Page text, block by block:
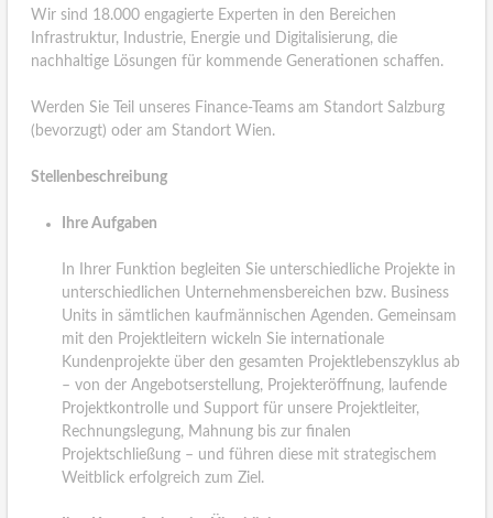
Wir sind 18.000 engagierte Experten in den Bereichen
Infrastruktur, Industrie, Energie und Digitalisierung, die
nachhaltige Lösungen für kommende Generationen schaffen.
Werden Sie Teil unseres Finance-Teams am Standort Salzburg
(bevorzugt) oder am Standort Wien.
Stellenbeschreibung
Ihre Aufgaben
In Ihrer Funktion begleiten Sie unterschiedliche Projekte in
unterschiedlichen Unternehmensbereichen bzw. Business
Units in sämtlichen kaufmännischen Agenden. Gemeinsam
mit den Projektleitern wickeln Sie internationale
Kundenprojekte über den gesamten Projektlebenszyklus ab
– von der Angebotserstellung, Projekteröffnung, laufende
Projektkontrolle und Support für unsere Projektleiter,
Rechnungslegung, Mahnung bis zur finalen
Projektschließung – und führen diese mit strategischem
Weitblick erfolgreich zum Ziel.